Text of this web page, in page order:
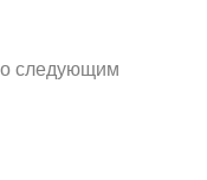
следующим